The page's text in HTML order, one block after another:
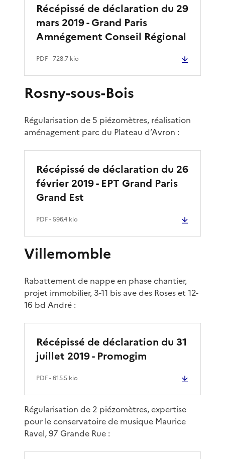
Récépissé de déclaration du 29
mars 2019 - Grand Paris
Amnégement Conseil Régional
PDF- 728.7 kio
Rosny-sous-Bois
Régularisation de 5 piézomètres, réalisation
aménagement parc du Plateau d’Avron :
Récépissé de déclaration du 26
février 2019 - EPT Grand Paris
Grand Est
PDF- 596.4 kio
Villemomble
Rabattement de nappe en phase chantier,
projet immobilier, 3-11 bis ave des Roses et 12-
16 bd André :
Récépissé de déclaration du 31
juillet 2019 - Promogim
PDF- 615.5 kio
Régularisation de 2 piézomètres, expertise
pour le conservatoire de musique Maurice
Ravel, 97 Grande Rue :